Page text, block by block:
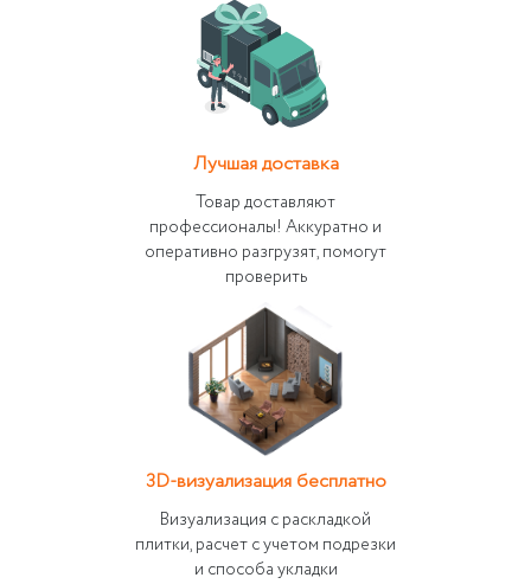
Лучшая доставка
Товар доставляют
профессионалы! Аккуратно и
оперативно разгрузят, помогут
проверить
3D-визуализация бесплатно
Визуализация с раскладкой
плитки, расчет с учетом подрезки
и способа укладки